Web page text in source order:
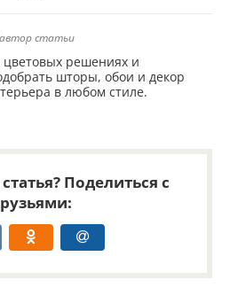
статьи
решениях и
шторы, обои и декор
в любом стиле.
Поделиться с